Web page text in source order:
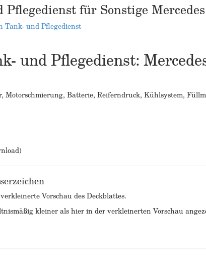
für Sonstige
und Pflegedienst
und Pflegedienst:
Batterie, Reiferndruck, Kühlsystem,
Vorschau des Deckblattes.
kleiner als hier in der verkleinerten Vorschau